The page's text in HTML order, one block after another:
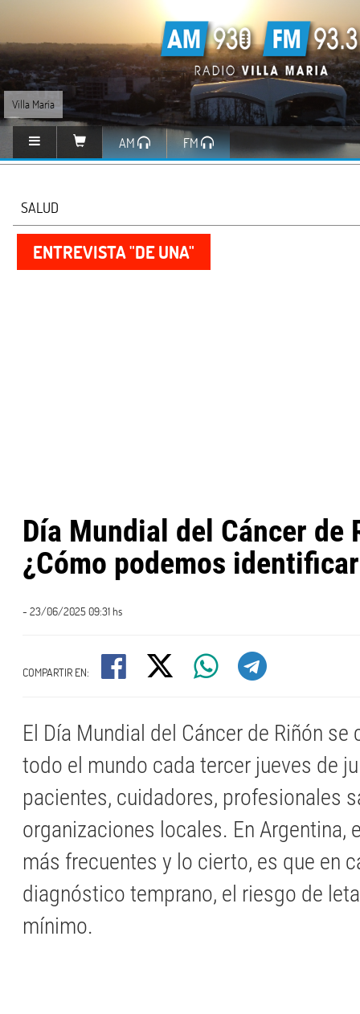
Villa María
AM FM
SALUD
ENTREVISTA "DE UNA"
Día Mundial del Cáncer de
¿Cómo podemos
- 23/06/2025 09:31 hs
COMPARTIR EN:
El Día Mundial del Cáncer de Riñón se
todo el mundo cada tercer jueves de
pacientes, cuidadores, profesionales
organizaciones locales. En Argentina,
más frecuentes y lo cierto, es que en
diagnóstico temprano, el riesgo de
mínimo.